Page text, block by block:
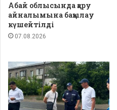
Абай облысында қару
айналымына бақылау
күшейтілді
07.08.2026